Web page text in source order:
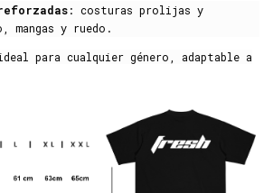
: costuras prolijas y
mangas y ruedo.
para cualquier género, adaptable a